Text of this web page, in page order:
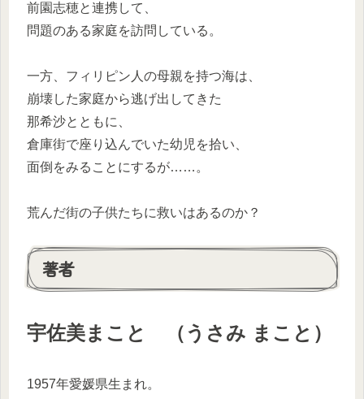
前園志穂と連携して、
問題のある家庭を訪問している。
一方、フィリピン人の母親を持つ海は、
崩壊した家庭から逃げ出してきた
那希沙とともに、
倉庫街で座り込んでいた幼児を拾い、
面倒をみることにするが……。
荒んだ街の子供たちに救いはあるのか？
著者
宇佐美まこと （うさみ まこと）
1957年愛媛県生まれ。